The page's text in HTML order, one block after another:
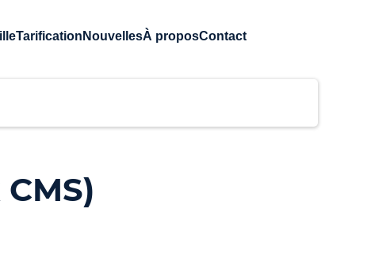
Tarification NouvellesÀ proposContact